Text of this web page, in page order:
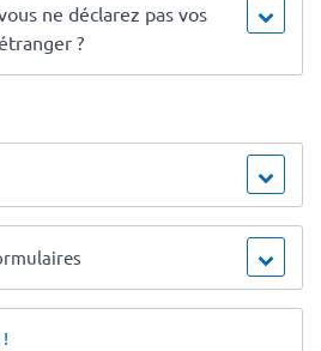
ne déclarez pas vos
?